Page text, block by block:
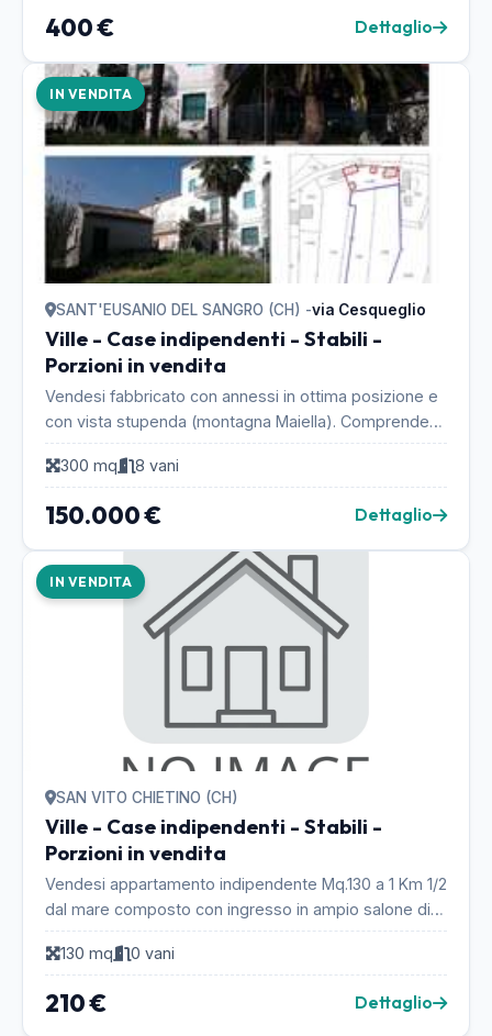
400 € Dettaglio
IN VENDITA
SANT'EUSANIO DEL SANGRO (CH) -via Cesqueglio
Ville - Case indipendenti - Stabili -
Porzioni in vendita
Vendesi fabbricato con annessi in ottima posizione e
con vista stupenda (montagna Maiella). Comprende
545 mq di corte esclusiva e 5770 mq di terreno a...
300 mq
8 vani
150.000 € Dettaglio
IN VENDITA
SAN VITO CHIETINO (CH)
Ville - Case indipendenti - Stabili -
Porzioni in vendita
Vendesi appartamento indipendente Mq.130 a 1 Km 1/2
dal mare composto con ingresso in ampio salone di
Mq. 65 con stupendo caminetto funzionale. Un co...
130 mq
0 vani
210 € Dettaglio